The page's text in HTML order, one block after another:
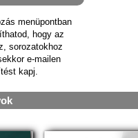
menüpontban
hogy az
sorozatokhoz
e-mailen
kapj.